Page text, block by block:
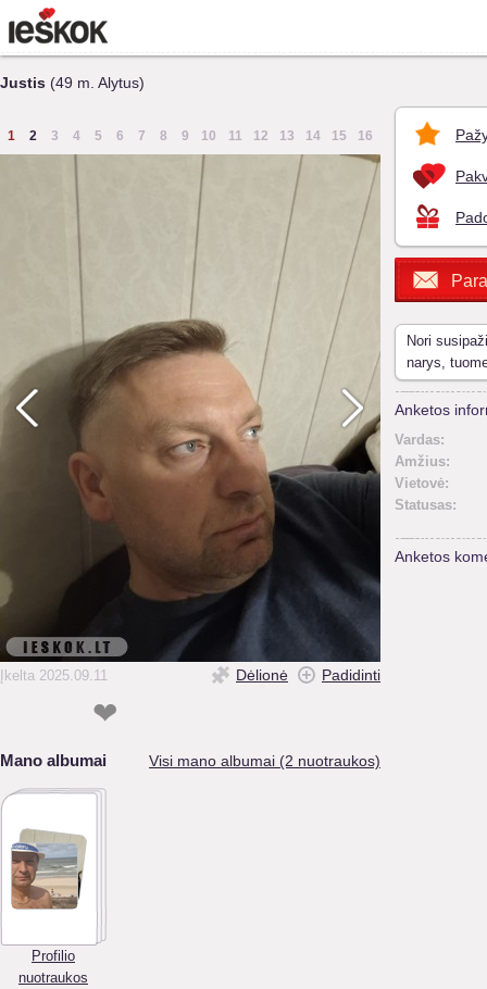
Justis (49 m. Alytus)
1 2 3 4 5 6 7 8 9 10 11 12 13 14 15 16
Įkelta 2025.09.11 Dėlionė Padidinti
❤
Mano albumai Visi mano albumai (2 nuotraukos)
Profilio
nuotraukos
Nori
narys,
Anketos
Vardas:
Amžius:
Vietovė:
Statusas:
Anketos